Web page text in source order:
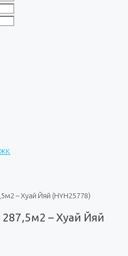
ЖК
– Хуай Йяй (HYH25778)
– Хуай Йяй